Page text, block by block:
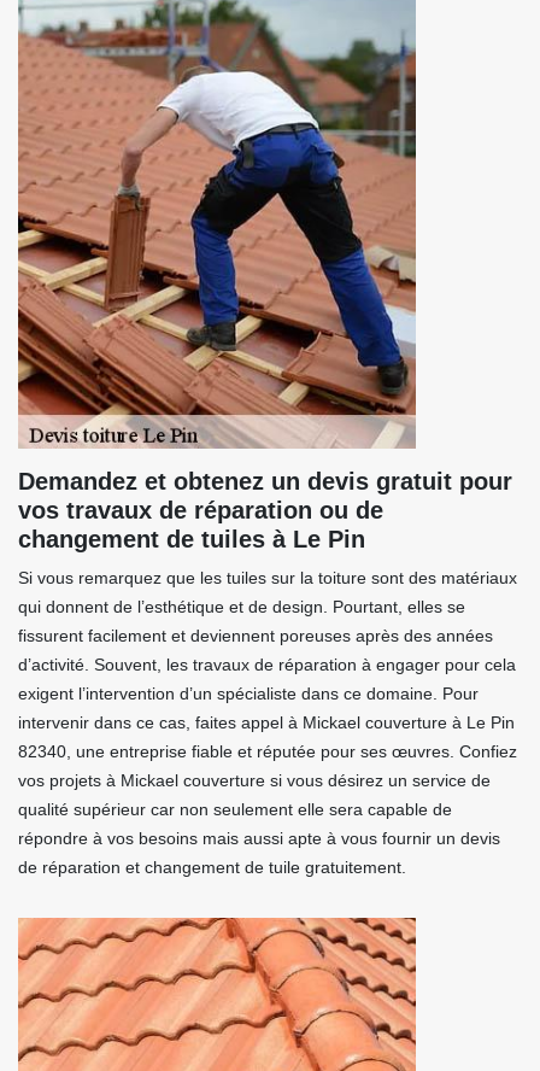
Demandez et obtenez un devis gratuit pour
vos travaux de réparation ou de
changement de tuiles à Le Pin
Si vous remarquez que les tuiles sur la toiture sont des matériaux
qui donnent de l’esthétique et de design. Pourtant, elles se
fissurent facilement et deviennent poreuses après des années
d’activité. Souvent, les travaux de réparation à engager pour cela
exigent l’intervention d’un spécialiste dans ce domaine. Pour
intervenir dans ce cas, faites appel à Mickael couverture à Le Pin
82340, une entreprise fiable et réputée pour ses œuvres. Confiez
vos projets à Mickael couverture si vous désirez un service de
qualité supérieur car non seulement elle sera capable de
répondre à vos besoins mais aussi apte à vous fournir un devis
de réparation et changement de tuile gratuitement.